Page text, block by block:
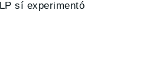
sí experimentó